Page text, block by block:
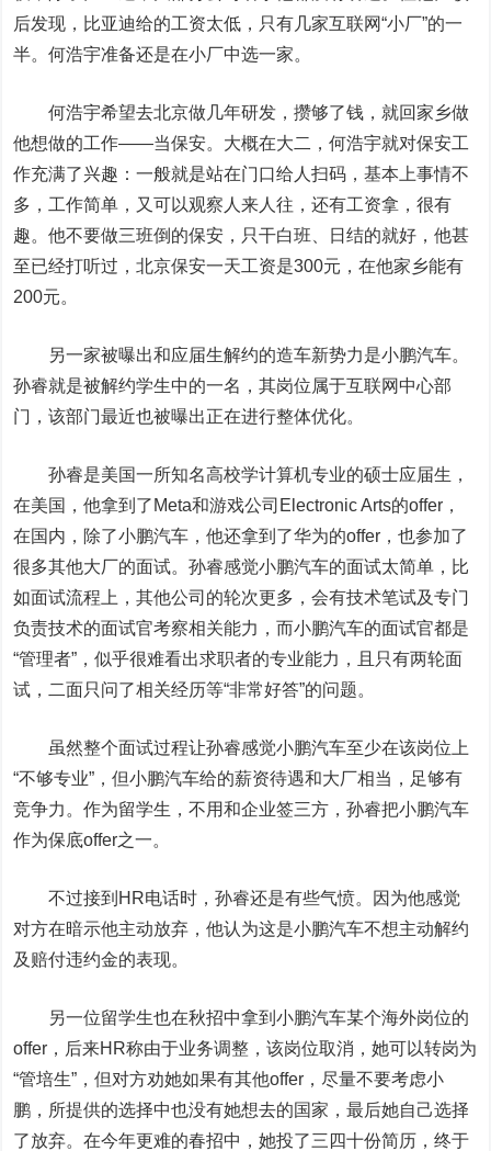
后发现，比亚迪给的工资太低，只有几家互联网“小厂”的一
半。何浩宇准备还是在小厂中选一家。
何浩宇希望去北京做几年研发，攒够了钱，就回家乡做
他想做的工作——当保安。大概在大二，何浩宇就对保安工
作充满了兴趣：一般就是站在门口给人扫码，基本上事情不
多，工作简单，又可以观察人来人往，还有工资拿，很有
趣。他不要做三班倒的保安，只干白班、日结的就好，他甚
至已经打听过，北京保安一天工资是300元，在他家乡能有
200元。
另一家被曝出和应届生解约的造车新势力是小鹏汽车。
孙睿就是被解约学生中的一名，其岗位属于互联网中心部
门，该部门最近也被曝出正在进行整体优化。
孙睿是美国一所知名高校学计算机专业的硕士应届生，
在美国，他拿到了Meta和游戏公司Electronic Arts的offer，
在国内，除了小鹏汽车，他还拿到了华为的offer，也参加了
很多其他大厂的面试。孙睿感觉小鹏汽车的面试太简单，比
如面试流程上，其他公司的轮次更多，会有技术笔试及专门
负责技术的面试官考察相关能力，而小鹏汽车的面试官都是
“管理者”，似乎很难看出求职者的专业能力，且只有两轮面
试，二面只问了相关经历等“非常好答”的问题。
虽然整个面试过程让孙睿感觉小鹏汽车至少在该岗位上
“不够专业”，但小鹏汽车给的薪资待遇和大厂相当，足够有
竞争力。作为留学生，不用和企业签三方，孙睿把小鹏汽车
作为保底offer之一。
不过接到HR电话时，孙睿还是有些气愤。因为他感觉
对方在暗示他主动放弃，他认为这是小鹏汽车不想主动解约
及赔付违约金的表现。
另一位留学生也在秋招中拿到小鹏汽车某个海外岗位的
offer，后来HR称由于业务调整，该岗位取消，她可以转岗为
“管培生”，但对方劝她如果有其他offer，尽量不要考虑小
鹏，所提供的选择中也没有她想去的国家，最后她自己选择
了放弃。在今年更难的春招中，她投了三四十份简历，终于